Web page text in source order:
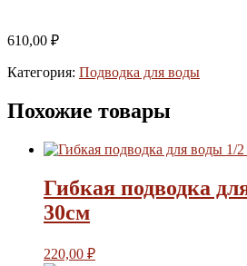
610,00 ₽
Категория: Подводка для воды
Похожие товары
Гибкая подводка
30см
220,00 ₽